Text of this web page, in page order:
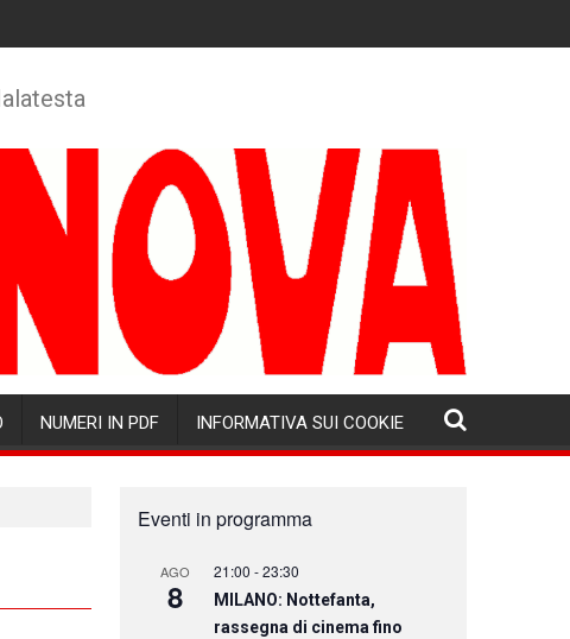
NUMERI IN PDF INFORMATIVA SUI COOKIE
Eventi in programma
AGO
8
21:00 -23:30
MILANO: Nottefanta,
rassegna di cinema fino